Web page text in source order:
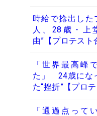
時給で捻出し
人、28歳・上
由”【プロテスト
「世界最高峰
た」 24歳にな
た“挫折”【プロ
「通過点って